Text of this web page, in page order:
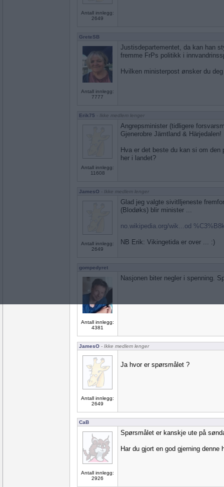
Antall innlegg:
2649
GreteSB
Antall innlegg:
7777
Justisdepartementet, da kan han
fremme FrPs politikk i
Hvilken ministerpost ønsker du
Erik75 - Ikke medlem lenger
Antall innlegg:
11608
Angrepsminister (tidligere
Gjenerobre Jämtland & Härjedalen!
Hva er det beste du kan si om den
her i landet?
JamesO - Ikke medlem lenger
Antall innlegg:
2649
Glad jeg valgte sivitlljeneste
(Blodøks) blir minister ...
no.wikipedia.org/wik...od
NB Erik: Vikingetida er over ... :)
gompedyret
Antall innlegg:
4381
Nasjonen biter negler i spenning.
JamesO - Ikke medlem lenger
Antall innlegg:
2649
Ja hvor er spørsmålet ?
CaB
Antall innlegg:
2926
Spørsmålet er kanskje ute på
Har du gjort en god gjerning denne